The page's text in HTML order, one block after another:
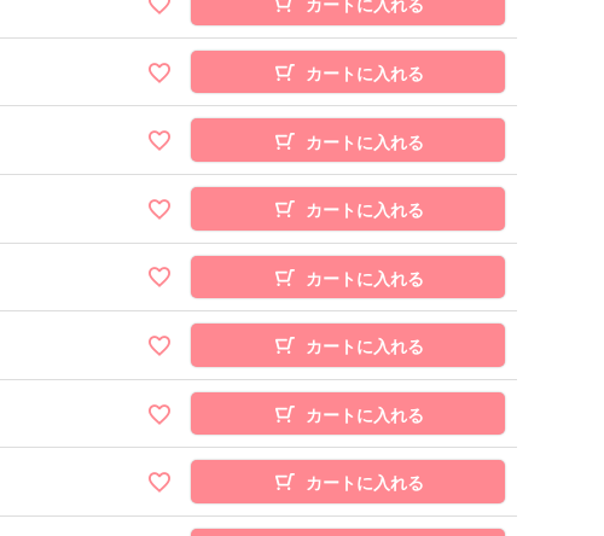
カートに入れる
カートに入れる
カートに入れる
カートに入れる
カートに入れる
カートに入れる
カートに入れる
カートに入れる